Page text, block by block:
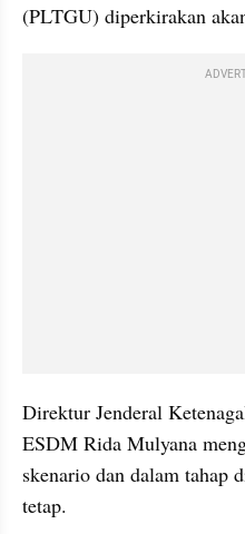
(PLTGU) diperkirakan
Direktur Jenderal
ESDM Rida Mulyana
skenario dan dalam tahap
tetap.